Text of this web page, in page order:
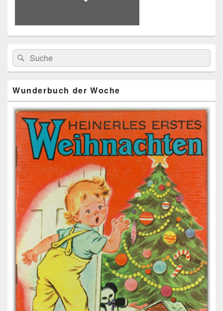
Primärer
Seitenleisten
Widget-
Bereich
Search
for:
Suche
Wunderbuch der Woche